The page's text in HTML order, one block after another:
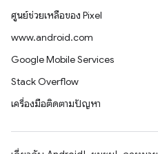
ศูนย์ช่วยเหลือของ Pixel
www.android.com
Google Mobile Services
Stack Overflow
เครื่องมือติดตามปัญหา